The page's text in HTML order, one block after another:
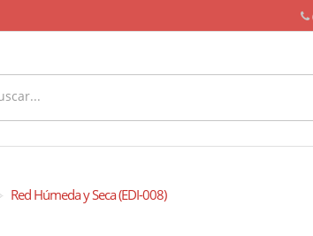
Red Húmeda y Seca (EDI-008)